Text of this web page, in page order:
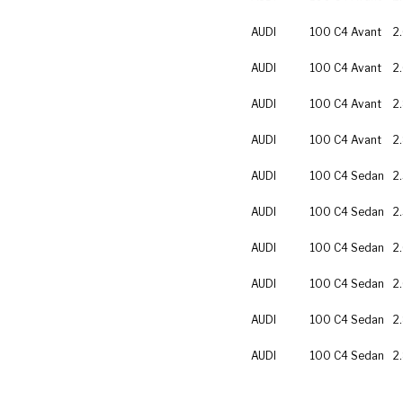
AUDI 100 C4 Avant
AUDI 100 C4 Avant
AUDI 100 C4 Avant
AUDI 100 C4 Avant
AUDI 100 C4 Sedan
AUDI 100 C4 Sedan
AUDI 100 C4 Sedan
AUDI 100 C4 Sedan
AUDI 100 C4 Sedan
AUDI 100 C4 Sedan